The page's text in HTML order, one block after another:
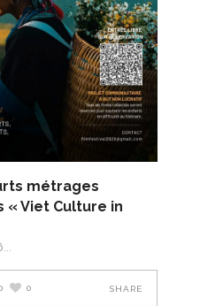
métrages
Viet Culture in
0 SHARE